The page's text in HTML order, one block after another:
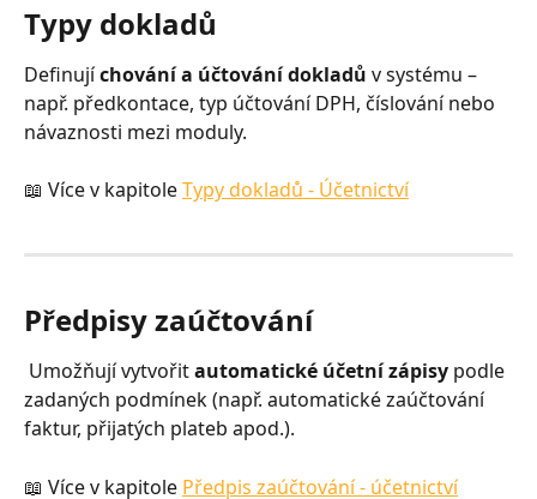
Typy dokladů
Definují chování a účtování dokladů v systému –
např. předkontace, typ účtování DPH, číslování nebo
návaznosti mezi moduly.
📖 Více v kapitole Typy dokladů - Účetnictví
Předpisy zaúčtování
Umožňují vytvořit automatické účetní zápisy podle
zadaných podmínek (např. automatické zaúčtování
faktur, přijatých plateb apod.).
📖 Více v kapitole Předpis zaúčtování - účetnictví